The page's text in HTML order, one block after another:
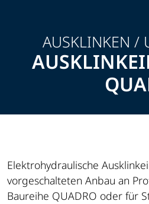
AUSKLINKEN /
Elektrohydraulische
vorgeschalteten Anbau an
Baureihe QUADRO oder für